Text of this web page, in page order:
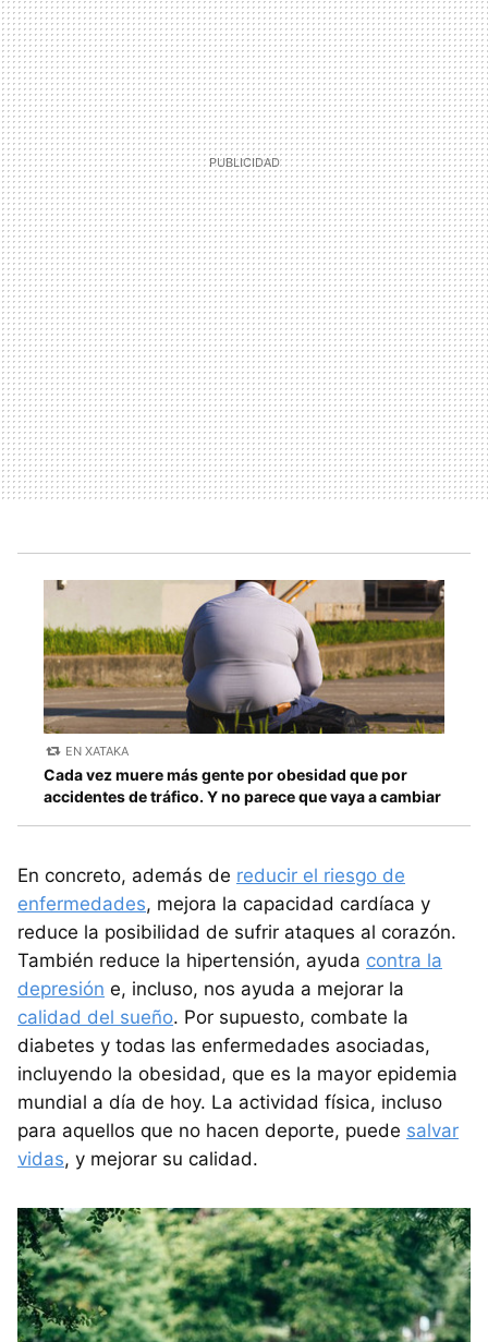
EN XATAKA
Cada vez muere más gente por obesidad que por
accidentes de tráfico. Y no parece que vaya a cambiar
En concreto, además de reducir el riesgo de
enfermedades, mejora la capacidad cardíaca y
reduce la posibilidad de sufrir ataques al corazón.
También reduce la hipertensión, ayuda contra la
depresión e, incluso, nos ayuda a mejorar la
calidad del sueño. Por supuesto, combate la
diabetes y todas las enfermedades asociadas,
incluyendo la obesidad, que es la mayor epidemia
mundial a día de hoy. La actividad física, incluso
para aquellos que no hacen deporte, puede salvar
vidas, y mejorar su calidad.